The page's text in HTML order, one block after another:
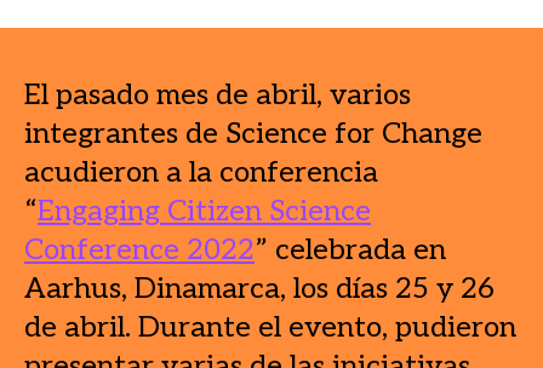
El pasado mes de abril, varios
integrantes de Science for Change
acudieron a la conferencia
“Engaging Citizen Science
Conference 2022” celebrada en
Aarhus, Dinamarca, los días 25 y 26
de abril. Durante el evento, pudieron